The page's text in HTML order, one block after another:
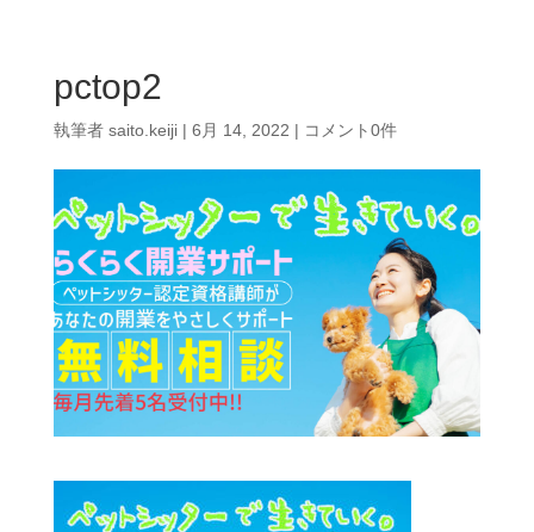
pctop2
執筆者 saito.keiji| 6月 14, 2022 | コメント0件